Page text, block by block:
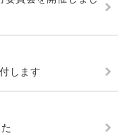
します